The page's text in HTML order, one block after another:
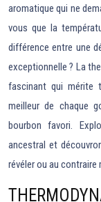
aromatique qui ne
vous que la
différence entre une
exceptionnelle ? La
fascinant qui mérite
meilleur de chaque
bourbon favori.
ancestral et
révéler ou au